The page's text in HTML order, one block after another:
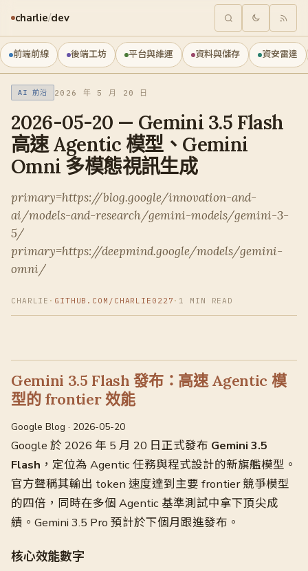
charlie/dev
前端前線 後端工坊 平台與維運 資料與儲存 資安雷達
AI 前沿 2026 年 5 月 20 日
2026-05-20 — Gemini 3.5 Flash
高速 Agentic 模型、Gemini
Omni 多模態視訊生成
primary=https://blog.google/innovation-and-
ai/models-and-research/gemini-models/gemini-3-
5/
primary=https://deepmind.google/models/gemini-
omni/
CHARLIE · GITHUB.COM/CHARLIE0227 · 1 MIN READ
Gemini 3.5 Flash 發布：高速 Agentic 模
型的 frontier 效能
Google Blog · 2026-05-20
Google 於 2026 年 5 月 20 日正式發布 Gemini 3.5
Flash ，定位為 Agentic 任務與程式設計的新旗艦模型。
官方聲稱其輸出 token 速度達到主要 frontier 競爭模型
的四倍，同時在多個 Agentic 基準測試中拿下頂尖成
績。Gemini 3.5 Pro 預計於下個月跟進發布。
核心效能數字